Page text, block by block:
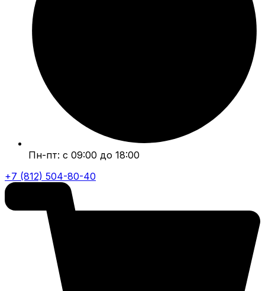
Пн-пт: с 09:00 до 18:00
+7 (812) 504-80-40